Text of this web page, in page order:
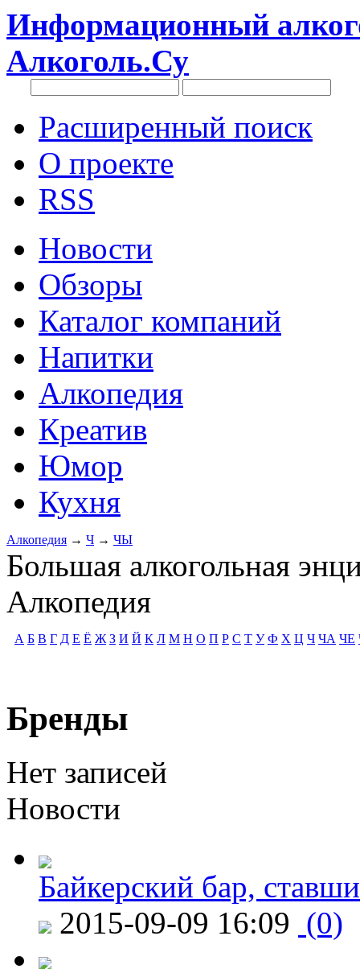
Информационный
Алкоголь.Су
Расширенный поиск
О проекте
RSS
Новости
Обзоры
Каталог компаний
Напитки
Алкопедия
Креатив
Юмор
Кухня
Алкопедия → Ч → ЧЫ
Большая алкогольная
Алкопедия
А Б В Г Д Е Ё Ж З И Й К Л М Н О П Р С Т У Ф Х Ц Ч ЧА ЧЕ
Бренды
Нет записей
Новости
Байкерский бар,
2015-09-09 16:09 (0)